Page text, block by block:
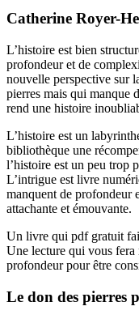
Catherine Royer-
L’histoire est bien
profondeur et de
nouvelle perspective sur
pierres mais qui manque
rend une histoire
L’histoire est un
bibliothèque une
l’histoire est un peu trop
L’intrigue est livre
manquent de profondeur
attachante et émouvante.
Un livre qui pdf gratuit
Une lecture qui vous fera
profondeur pour être
Le don des pierres